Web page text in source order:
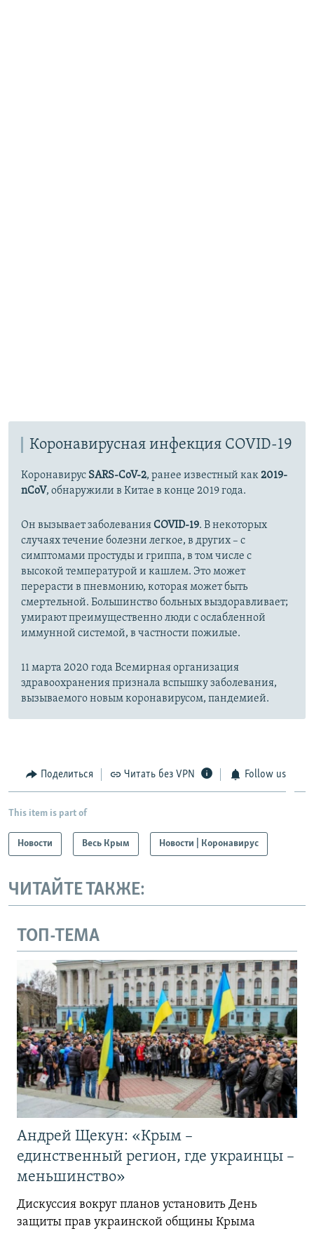
Коронавирусная инфекция COVID-19
Коронавирус SARS-CoV-2, ранее известный как2019-
nCoV, обнаружили в Китае в конце 2019 года.
Он вызывает заболеванияCOVID-19. В некоторых
случаях течение болезни легкое, в других – с
симптомами простуды и гриппа, в том числе с
высокой температурой и кашлем. Это может
перерасти в пневмонию, которая может быть
смертельной. Большинство больных выздоравливает;
умирают преимущественно люди с ослабленной
иммунной системой, в частности пожилые.
11 марта 2020 года Всемирная организация
здравоохранения признала вспышку заболевания,
вызываемого новым коронавирусом, пандемией.
Поделиться Читать без VPN Follow us
This item is part of
Новости Весь Крым Новости | Коронавирус
ЧИТАЙТЕ ТАКЖЕ:
ТОП-ТЕМА
Андрей Щекун: «Крым –
единственный регион, где украинцы –
меньшинство»
Дискуссия вокруг планов установить День
защиты прав украинской общины Крыма